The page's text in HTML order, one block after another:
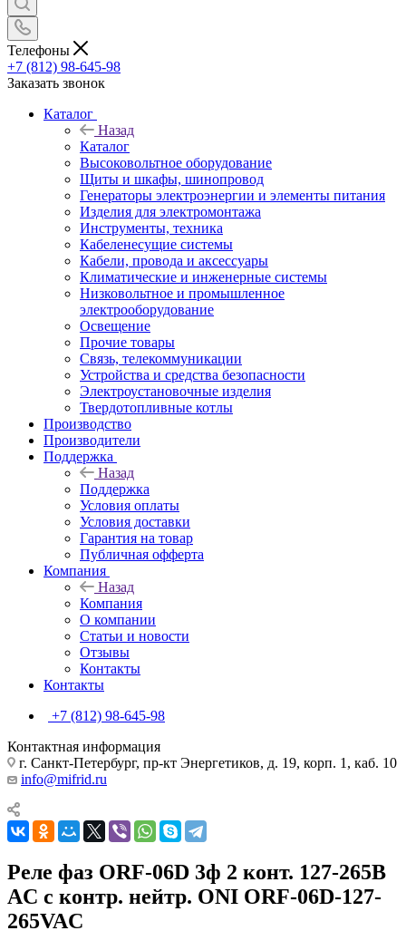
Телефоны
+7 (812) 98-645-98
Заказать звонок
Каталог
Назад
Каталог
Высоковольтное оборудование
Щиты и шкафы, шинопровод
Генераторы электроэнергии и элементы питания
Изделия для электромонтажа
Инструменты, техника
Кабеленесущие системы
Кабели, провода и аксессуары
Климатические и инженерные системы
Низковольтное и промышленное
электрооборудование
Освещение
Прочие товары
Связь, телекоммуникации
Устройства и средства безопасности
Электроустановочные изделия
Твердотопливные котлы
Производство
Производители
Поддержка
Назад
Поддержка
Условия оплаты
Условия доставки
Гарантия на товар
Публичная офферта
Компания
Назад
Компания
О компании
Статьи и новости
Отзывы
Контакты
Контакты
+7 (812) 98-645-98
Контактная информация
г. Санкт-Петербург, пр-кт Энергетиков, д. 19, корп. 1, каб. 10
info@mifrid.ru
Реле фаз ORF-06D 3ф 2 конт. 127-265В
AC с контр. нейтр. ONI ORF-06D-127-
265VAC